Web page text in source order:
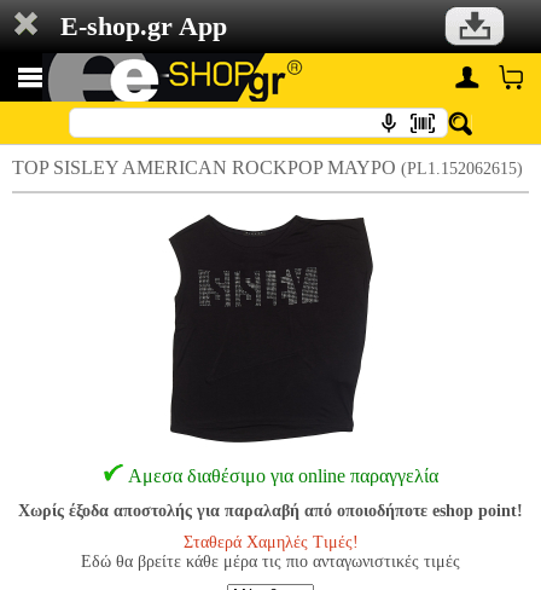
E-shop.gr App
TOP SISLEY AMERICAN ROCKPOP ΜΑΥΡΟ (PL1.152062615)
Αμεσα διαθέσιμο για online παραγγελία
Χωρίς έξοδα αποστολής για παραλαβή από οποιοδήποτε eshop point!
Σταθερά Χαμηλές Τιμές!
Εδώ θα βρείτε κάθε μέρα τις πιο ανταγωνιστικές τιμές